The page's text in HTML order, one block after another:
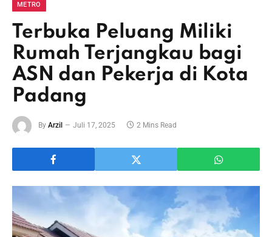
METRO
Terbuka Peluang Miliki
Rumah Terjangkau bagi
ASN dan Pekerja di Kota
Padang
By Arzil Juli 17, 2025 2 Mins Read